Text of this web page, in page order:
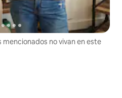
mencionados no vivan en este